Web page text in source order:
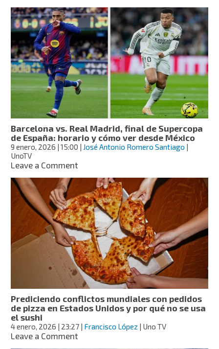
y
Google
se
alían
para
integrar
Gemini
en
Siri
Barcelona vs. Real Madrid, final de Supercopa
de España: horario y cómo ver desde México
9 enero, 2026 | 15:00 | José Antonio Romero Santiago |
UnoTV
Leave a Commenton
Real
Madrid,
final
de
Supercopa
de
España:
horario
y
cómo
ver
desde
México
Prediciendo conflictos mundiales con pedidos
de pizza en Estados Unidos y por qué no se usa
el sushi
4 enero, 2026 | 23:27 | Francisco López | Uno TV
Leave a Commenton